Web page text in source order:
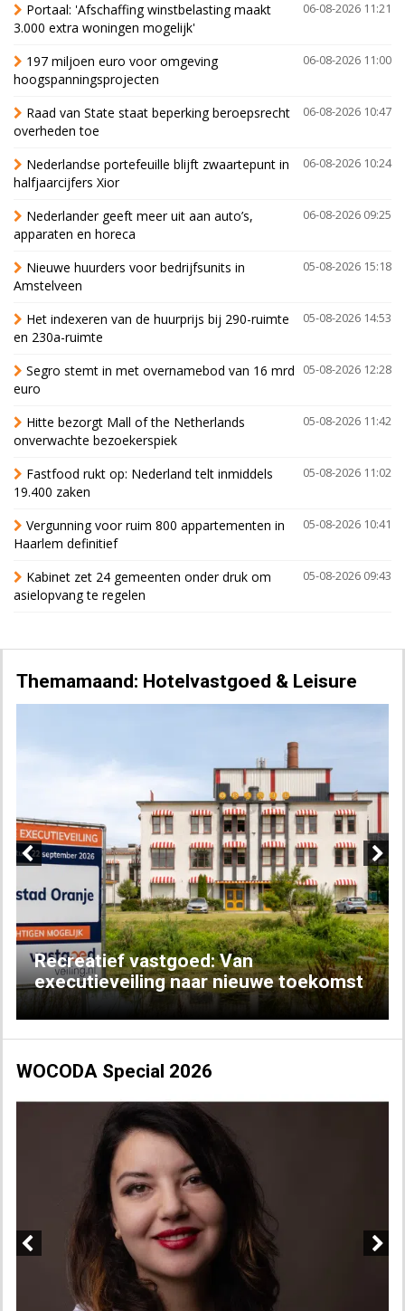
06-08-2026 11:21
Portaal: 'Afschaffing winstbelasting maakt
3.000 extra woningen mogelijk'
06-08-2026 11:00
197 miljoen euro voor omgeving
hoogspanningsprojecten
06-08-2026 10:47
Raad van State staat beperking beroepsrecht
overheden toe
06-08-2026 10:24
Nederlandse portefeuille blijft zwaartepunt in
halfjaarcijfers Xior
06-08-2026 09:25
Nederlander geeft meer uit aan auto’s,
apparaten en horeca
05-08-2026 15:18
Nieuwe huurders voor bedrijfsunits in
Amstelveen
05-08-2026 14:53
Het indexeren van de huurprijs bij 290-ruimte
en 230a-ruimte
05-08-2026 12:28
Segro stemt in met overnamebod van 16 mrd
euro
05-08-2026 11:42
Hitte bezorgt Mall of the Netherlands
onverwachte bezoekerspiek
05-08-2026 11:02
Fastfood rukt op: Nederland telt inmiddels
19.400 zaken
05-08-2026 10:41
Vergunning voor ruim 800 appartementen in
Haarlem definitief
05-08-2026 09:43
Kabinet zet 24 gemeenten onder druk om
asielopvang te regelen
Themamaand: Hotelvastgoed & Leisure
Recreatief vastgoed: Van
executieveiling naar nieuwe toekomst
Next
WOCODA Special 2026